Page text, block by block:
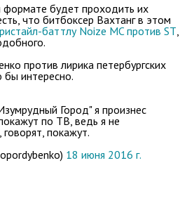
формате будет проходить их
что битбоксер Вахтанг в этом
баттлу Noize MC против ST
против лирика петербургских
бы интересно.
Город" я произнес
по ТВ, ведь я не
говорят, покажут.
18 июня 2016 г.